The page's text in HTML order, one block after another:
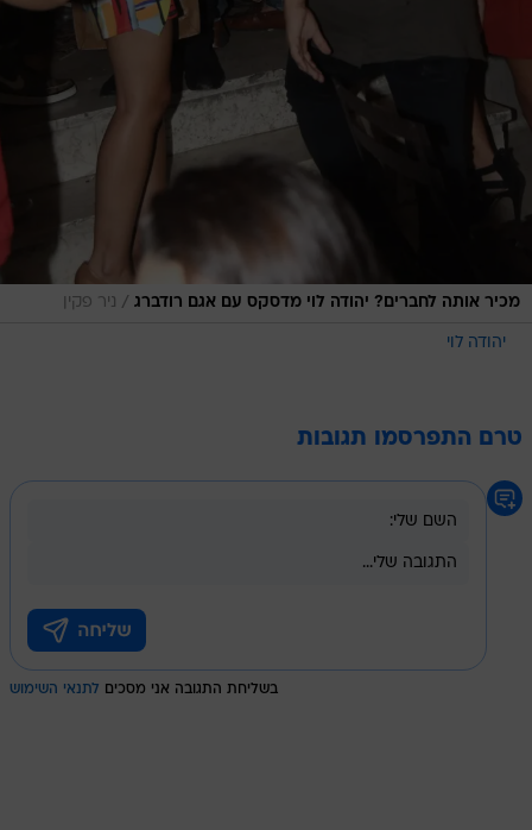
מכיר אותה לחברים? יהודה לוי מדסקס עם אגם רודברג / ניר פקין
יהודה לוי
טרם התפרסמו תגובות
בשליחת התגובה אני מסכים לתנאי השימוש